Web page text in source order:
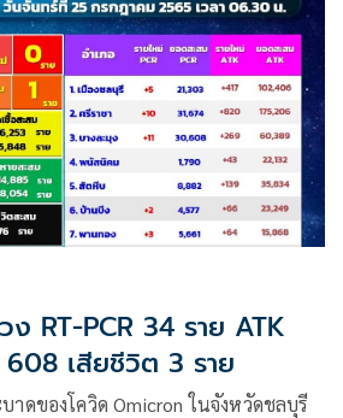
RT-PCR 34 ราย ATK
ลุ่ม 608 เสียชีวิต 3 ราย
าดของโควิด Omicron ในจังหวัดชลบุรี